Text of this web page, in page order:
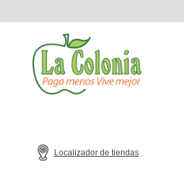
Localizador de tiendas